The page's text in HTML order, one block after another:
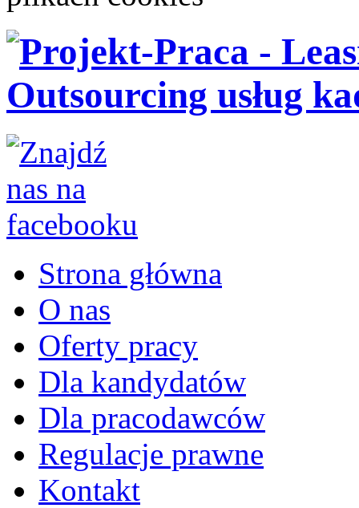
Strona główna
O nas
Oferty pracy
Dla kandydatów
Dla pracodawców
Regulacje prawne
Kontakt